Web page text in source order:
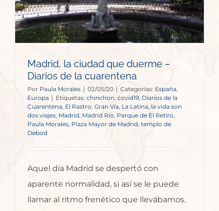
Madrid, la ciudad que duerme –
Diarios de la cuarentena
Por Paula Morales | 02/05/20 | Categorías: España,
Europa | Etiquetas: chinchon, covid19, Diarios de la
Cuarentena, El Rastro Gran Vía, La Latina, la vida son
dos viajes Madrid Madrid Río Parque de El Retiro,
Paula Morales, Plaza Mayor de Madrid, templo de
Debod
Aquel día Madrid se despertó con
aparente normalidad, si así se le puede
llamar al ritmo frenético que llevábamos.